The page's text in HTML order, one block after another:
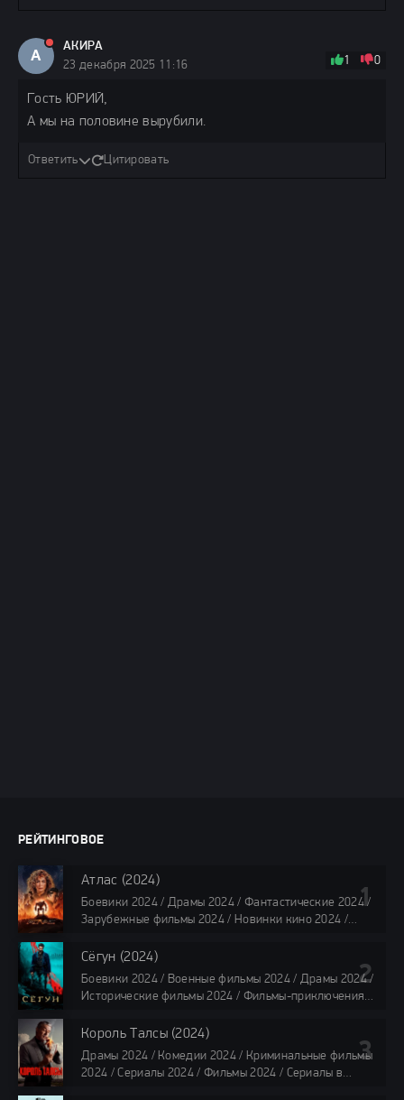
А
АКИРА
23 декабря 2025 11:16
1 0
Гость ЮРИЙ,
А мы на половине вырубили.
Ответить Цитировать
РЕЙТИНГОВОЕ
Атлас (2024)
Боевики 2024 / Драмы 2024 / Фантастические 2024 /
Зарубежные фильмы 2024 / Новинки кино 2024 /
Фильмы 4K / Фильмы 2024 / Популярные фильмы /
Смотреть фильмы онлайн
118 мин.
Сёгун (2024)
Боевики 2024 / Военные фильмы 2024 / Драмы 2024 /
Исторические фильмы 2024 / Фильмы-приключения
Сериалы 4K / Фильмы 2024 / Сериалы в озвучке
TVShows / Сериалы в озвучке LostFilm / Сериалы в
озвучке HDrezka Studio / Смотреть фильмы онлайн
все серии по 45 минут
Король Талсы (2024)
Драмы 2024 / Комедии 2024 / Криминальные фильмы
2024 / Сериалы 2024 / Фильмы 2024 / Сериалы в